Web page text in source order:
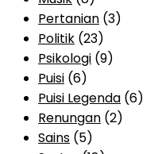
Pertanian (3)
Politik (23)
Psikologi (9)
Puisi (6)
Puisi Legenda (6)
Renungan (2)
Sains (5)